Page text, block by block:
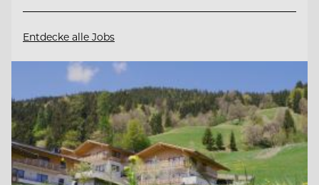
Entdecke alle Jobs